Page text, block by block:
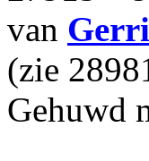
van
(zie
Gehuwd